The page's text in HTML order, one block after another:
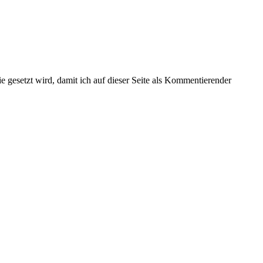
gesetzt wird, damit ich auf dieser Seite als Kommentierender